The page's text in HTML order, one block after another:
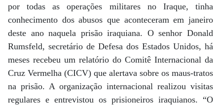
por todas as operações militares no Iraque, tinha
conhecimento dos abusos que aconteceram em janeiro
deste ano naquela prisão iraquiana. O senhor Donald
Rumsfeld, secretário de Defesa dos Estados Unidos, há
meses recebeu um relatório do Comitê Internacional da
Cruz Vermelha (CICV) que alertava sobre os maus-tratos
na prisão. A organização internacional realizou visitas
regulares e entrevistou os prisioneiros iraquianos. “O